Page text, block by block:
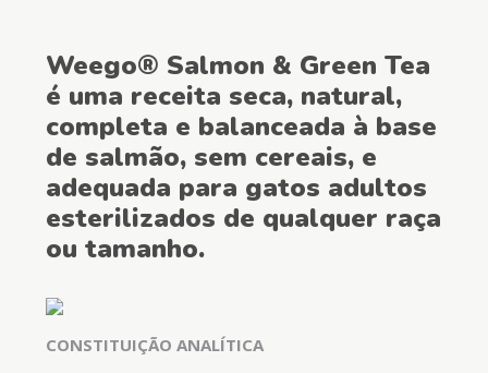
Weego® Salmon & Green Tea
é uma receita seca, natural,
completa e balanceada à base
de salmão, sem cereais, e
adequada para gatos adultos
esterilizados de qualquer raça
ou tamanho.
CONSTITUIÇÃO ANALÍTICA